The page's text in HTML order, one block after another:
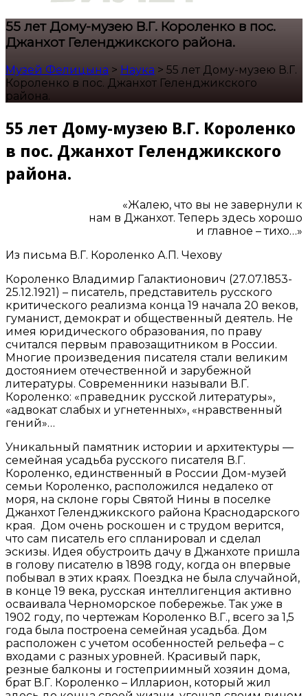
55 лет Дому-музею В.Г. Короленко в пос.
Джанхот Геленджикского района.
Музей Фелицына > Наука > 55 лет Дому-музею В.Г.
Короленко в пос. Джанхот Геленджикского
района.
55 лет Дому-музею В.Г. Короленко
в пос. Джанхот Геленджикского
района.
«Жалею, что вы не завернули к
нам в Джанхот. Теперь здесь хорошо
и главное – тихо…»
Из письма В.Г. Короленко А.П. Чехову
Короленко Владимир Галактионович (27.07.1853-
25.12.1921) – писатель, представитель русского
критического реализма конца 19 начала 20 веков,
гуманист, демократ и общественный деятель. Не
имея юридического образования, по праву
считался первым правозащитником в России.
Многие произведения писателя стали великим
достоянием отечественной и зарубежной
литературы. Современники называли В.Г.
Короленко: «праведник русской литературы»,
«адвокат слабых и угнетенных», «нравственный
гений»…
Уникальный памятник истории и архитектуры —
семейная усадьба русского писателя В.Г.
Короленко, единственный в России Дом-музей
семьи Короленко, расположился недалеко от
моря, на склоне горы Святой Нины в поселке
Джанхот Геленджикского района Краснодарского
края. Дом очень роскошен и с трудом верится,
что сам писатель его спланировал и сделал
эскизы. Идея обустроить дачу в Джанхоте пришла
в голову писателю в 1898 году, когда он впервые
побывал в этих краях. Поездка не была случайной,
в конце 19 века, русская интеллигенция активно
осваивала Черноморское побережье. Так уже в
1902 году, по чертежам Короленко В.Г., всего за 1,5
года была построена семейная усадьба. Дом
расположен с учетом особенностей рельефа – с
входами с разных уровней. Красивый парк,
резные балконы и гостеприимный хозяин дома,
брат В.Г. Короленко – Илларион, который жил